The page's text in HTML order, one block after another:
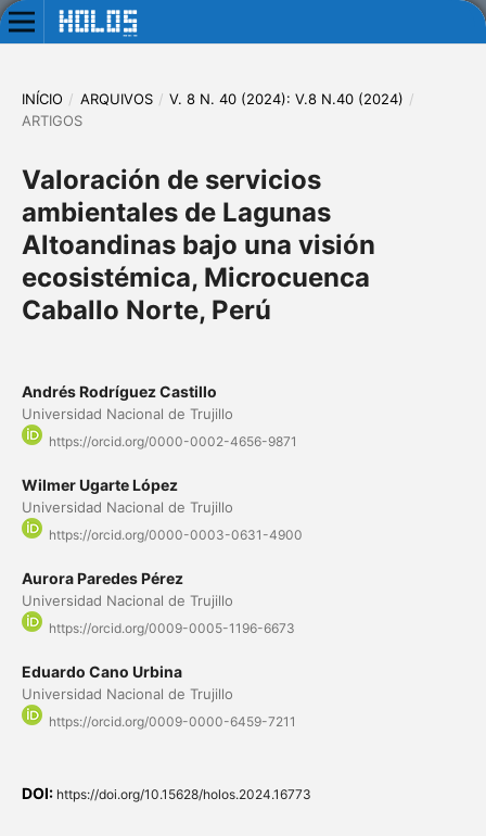
INÍCIO / ARQUIVOS / V. 8 N. 40 (2024): V.8 N.40 (2024) /
ARTIGOS
Valoración de servicios
ambientales de Lagunas
Altoandinas bajo una visión
ecosistémica, Microcuenca
Caballo Norte, Perú
Andrés Rodríguez Castillo
Universidad Nacional de Trujillo
https://orcid.org/0000-0002-4656-9871
Wilmer Ugarte López
Universidad Nacional de Trujillo
https://orcid.org/0000-0003-0631-4900
Aurora Paredes Pérez
Universidad Nacional de Trujillo
https://orcid.org/0009-0005-1196-6673
Eduardo Cano Urbina
Universidad Nacional de Trujillo
https://orcid.org/0009-0000-6459-7211
DOI: https://doi.org/10.15628/holos.2024.16773